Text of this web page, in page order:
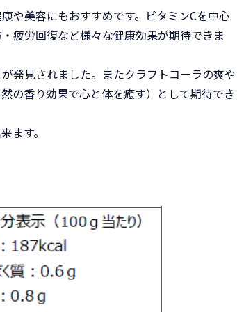
や美容にもおすすめです。ビタミンCを中心
疲労回復など様々な健康効果が期待できま
発見されました。またクラフトコーラの爽や
の香り効果で心と体を癒す）として期待でき
ます。